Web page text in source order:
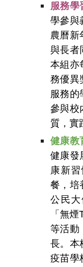
服務學
學參與
農曆新
與長者
本組亦
務優異
服務的
參與校
質，實
健康教
健康發
康新
餐，培
公民
「無
等活動
長。本
疫苗學